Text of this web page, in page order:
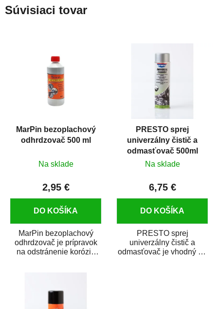
Súvisiaci tovar
MarPin bezoplachový
odhrdzovač 500 ml
Na sklade
2,95 €
DO KOŠÍKA
MarPin bezoplachový
odhrdzovač je prípravok
na odstránenie korózie
PRESTO sprej
univerzálny čistič a
odmasťovač 500ml
Na sklade
6,75 €
DO KOŠÍKA
PRESTO sprej
univerzálny čistič a
odmasťovač je vhodný na